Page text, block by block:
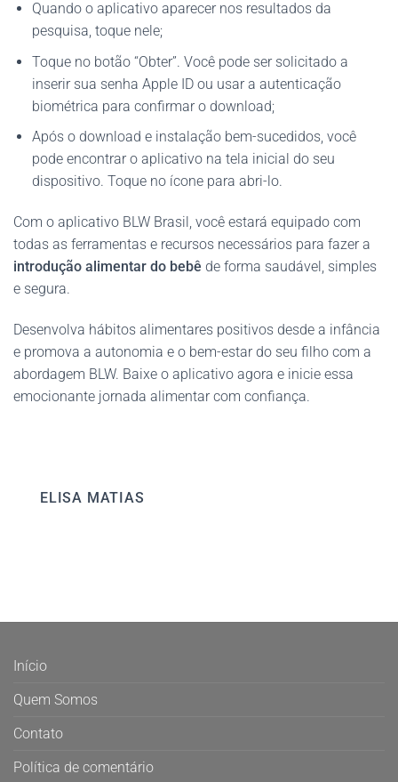
Quando o aplicativo aparecer nos resultados da
pesquisa, toque nele;
Toque no botão “Obter”. Você pode ser solicitado a
inserir sua senha Apple ID ou usar a autenticação
biométrica para confirmar o download;
Após o download e instalação bem-sucedidos, você
pode encontrar o aplicativo na tela inicial do seu
dispositivo. Toque no ícone para abri-lo.
Com o aplicativo BLW Brasil, você estará equipado com
todas as ferramentas e recursos necessários para fazer a
introdução alimentar do bebê de forma saudável, simples
e segura.
Desenvolva hábitos alimentares positivos desde a infância
e promova a autonomia e o bem-estar do seu filho com a
abordagem BLW. Baixe o aplicativo agora e inicie essa
emocionante jornada alimentar com confiança.
ELISA MATIAS
Início
Quem Somos
Contato
Política de comentário